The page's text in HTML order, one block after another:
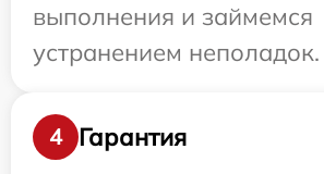
выполнения и займемся
устранением неполадок.
4
Гарантия